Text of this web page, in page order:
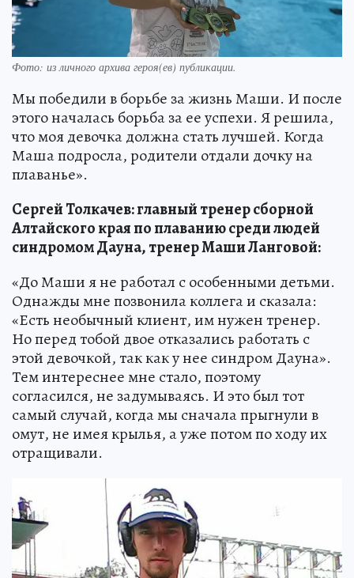
Фото: из личного архива героя(ев) публикации.
Мы победили в борьбе за жизнь Маши. И после
этого началась борьба за ее успехи. Я решила,
что моя девочка должна стать лучшей. Когда
Маша подросла, родители отдали дочку на
плаванье».
Сергей Толкачев: главный тренер сборной
Алтайского края по плаванию среди людей
синдромом Дауна, тренер Маши Ланговой:
«До Маши я не работал с особенными детьми.
Однажды мне позвонила коллега и сказала:
«Есть необычный клиент, им нужен тренер.
Но перед тобой двое отказались работать с
этой девочкой, так как у нее синдром Дауна».
Тем интереснее мне стало, поэтому
согласился, не задумываясь. И это был тот
самый случай, когда мы сначала прыгнули в
омут, не имея крылья, а уже потом по ходу их
отращивали.